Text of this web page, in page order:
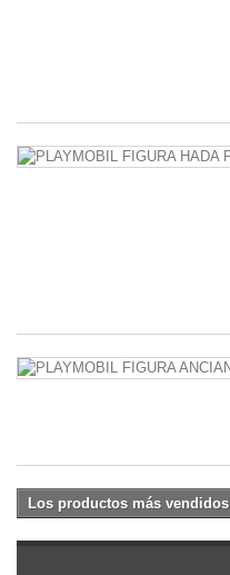
Los productos más vendidos